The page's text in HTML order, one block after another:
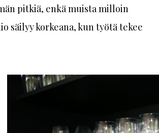
pitkiä, enkä muista milloin
säilyy korkeana, kun työtä tekee